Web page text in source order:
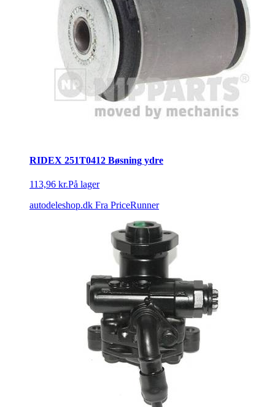
RIDEX 251T0412 Bøsning ydre
113,96 kr.På lager
autodeleshop.dk Fra PriceRunner